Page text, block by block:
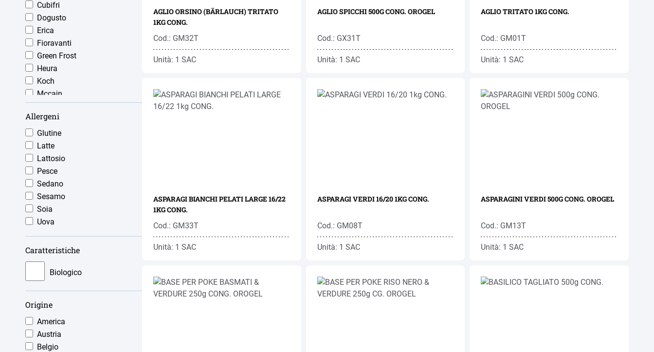
Cubifri
Dogusto
Erica
Fioravanti
Green Frost
Heura
Koch
Mccain
Orogel
Paren
Planty Of
Polarfrost
Salomon
Schnefrost
Vegetarian Butcher
Allergeni
Glutine
Latte
Lattosio
Pesce
Sedano
Sesamo
Soia
Uova
Caratteristiche
Biologico
Origine
America
Austria
Belgio
AGLIO ORSINO (BÄRLAUCH) TRITATO
1KG CONG.
Cod.: GM32T
Unità: 1 SAC
AGLIO SPICCHI 500G CONG. OROGEL
Cod.: GX31T
Unità: 1 SAC
AGLIO TRITATO 1KG CONG.
Cod.: GM01T
Unità: 1 SAC
ASPARAGI BIANCHI PELATI LARGE 16/22
1KG CONG.
Cod.: GM33T
Unità: 1 SAC
ASPARAGI VERDI 16/20 1KG CONG.
Cod.: GM08T
Unità: 1 SAC
ASPARAGINI VERDI 500G CONG. OROGEL
Cod.: GM13T
Unità: 1 SAC